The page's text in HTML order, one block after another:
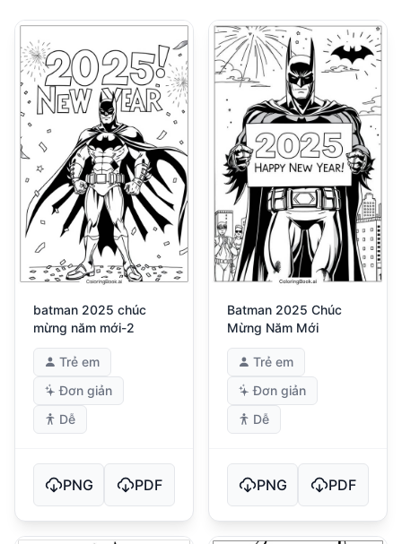
batman 2025 chúc
mừng năm mới-2
Trẻ em
Đơn giản
Dễ
PNG PDF
Batman 2025 Chúc
Mừng Năm Mới
Trẻ em
Đơn giản
Dễ
PNG PDF